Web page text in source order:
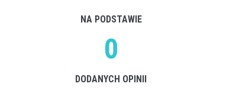
NA PODSTAWIE
0
DODANYCH OPINII